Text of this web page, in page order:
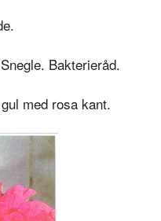
Bakterieråd.
med rosa kant.